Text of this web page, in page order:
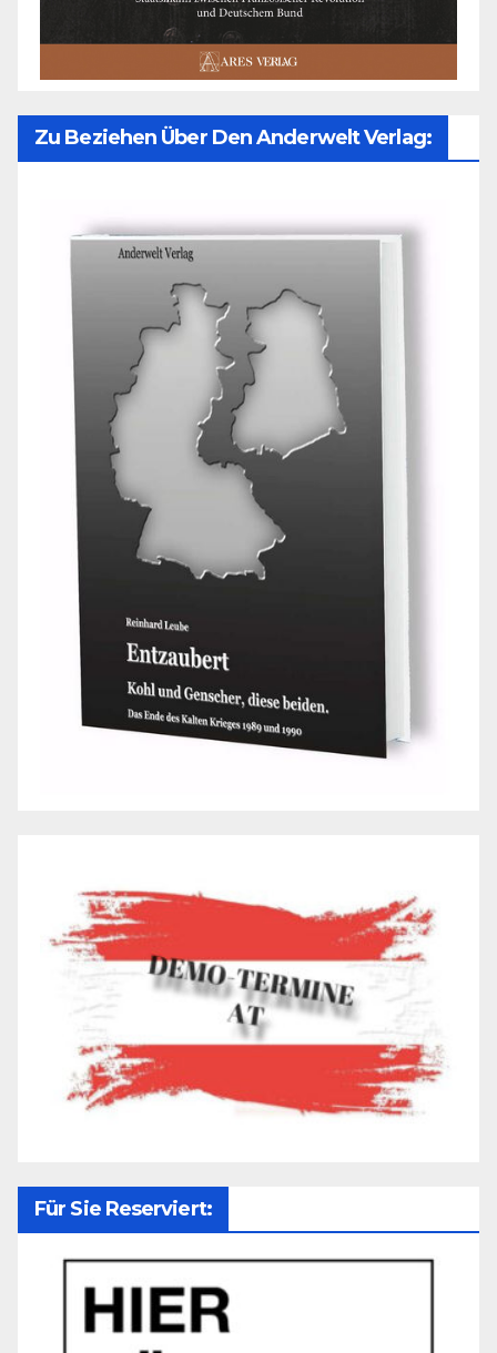
Zu Beziehen Über Den Anderwelt Verlag:
Für Sie Reserviert: